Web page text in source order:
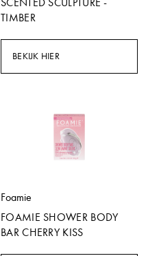
TIMBER
BEKIJK HIER
Foamie
FOAMIE SHOWER BODY
BAR CHERRY KISS